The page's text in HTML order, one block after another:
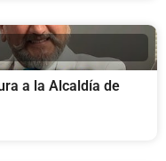
a la Alcaldía de